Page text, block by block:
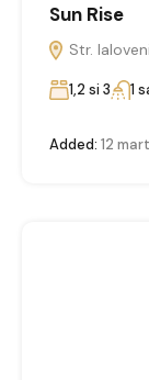
Sun Rise
Str.
1,2 si 3 1
Added: 12